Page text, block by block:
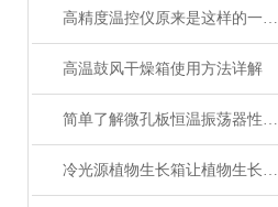
高精度温控仪原来是这样的一款产品
高温鼓风干燥箱使用方法详解
简单了解微孔板恒温振荡器性能优势
冷光源植物生长箱让植物生长更加稳定和可控